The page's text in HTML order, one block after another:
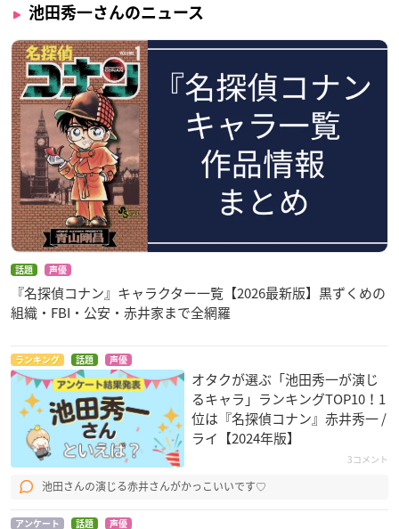
彩雲国物語 第2シリ
ーズ
紅邵可
彩雲国物語 第1シリ
機動戦士ガンダムSE
ED DESTINY FINAL
PLUS ～選ばれた未
ンダル
燃える！お兄さん
火堂害
タイムスリップ1000
0年プライムローズ
ピラール
機動戦士ガンダム T
HE ORIGIN 誕生 赤
シャア・アズナブル
池田秀一さんのニュース
話題 声優
『名探偵コナン』キャラクター一覧【2026最新版】黒ずくめの
組織・FBI・公安・赤井家まで全網羅
ランキング 話題 声優
オタクが選ぶ「池田秀一が演じ
るキャラ」ランキングTOP10！1
位は『名探偵コナン』赤井秀一 /
ライ【2024年版】
3コメント
池田さんの演じる赤井さんがかっこいいです♡
アンケート 話題 声優